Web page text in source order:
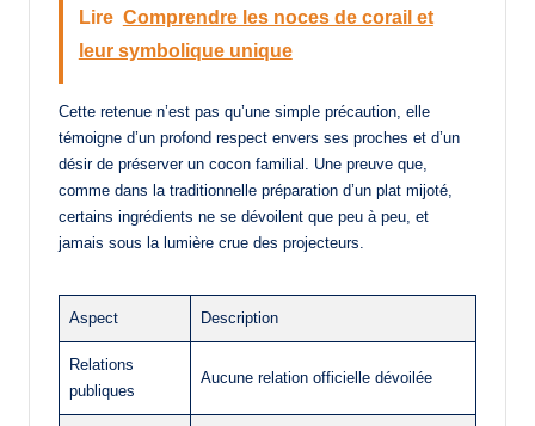
Lire Comprendre les noces de corail et
leur symbolique unique
Cette retenue n’est pas qu’une simple précaution, elle
témoigne d’un profond respect envers ses proches et d’un
désir de préserver un cocon familial. Une preuve que,
comme dans la traditionnelle préparation d’un plat mijoté,
certains ingrédients ne se dévoilent que peu à peu, et
jamais sous la lumière crue des projecteurs.
Aspect Description
Relations
publiques
Aucune relation officielle dévoilée